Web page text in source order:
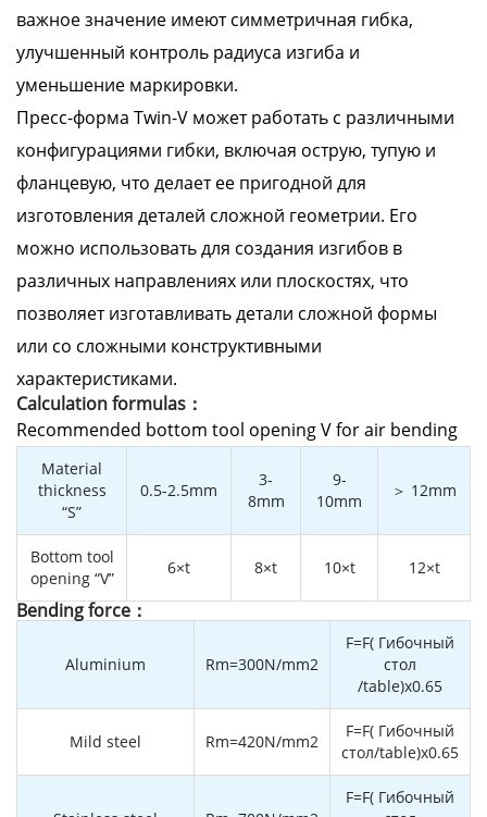
важное значение имеют симметричная гибка,
улучшенный контроль радиуса изгиба и
уменьшение маркировки.
Пресс-форма Twin-V может работать с различными
конфигурациями гибки, включая острую, тупую и
фланцевую, что делает ее пригодной для
изготовления деталей сложной геометрии. Его
можно использовать для создания изгибов в
различных направлениях или плоскостях, что
позволяет изготавливать детали сложной формы
или со сложными конструктивными
характеристиками.
Calculation formulas：
Recommended bottom tool opening V for air bending
Material
thickness
“S”
0.5-2.5mm
3-
8mm
9-
10mm
＞ 12mm
Bottom tool
opening “V”
6×t 8×t 10×t 12×t
Bending force：
Aluminium Rm=300N/mm2
F=F( Гибочный
стол
/table)x0.65
Mild steel Rm=420N/mm2
F=F( Гибочный
стол/table)x0.65
F=F( Гибочный